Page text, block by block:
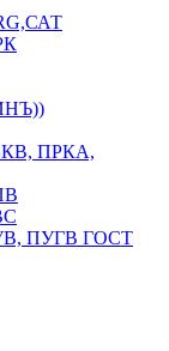
ПРКА,
ПУГВ ГОСТ